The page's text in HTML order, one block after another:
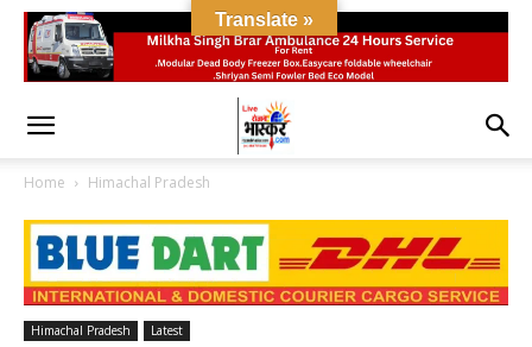
Home Himachal Pradesh
Himachal Pradesh Latest
Translate »